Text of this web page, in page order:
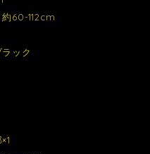
60-112cm
ラック